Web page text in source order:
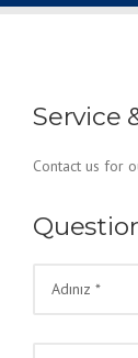
Service
Contact us for